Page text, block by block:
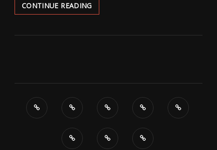
CONTINUE READING‘THE
WHALE’:
QUEDA